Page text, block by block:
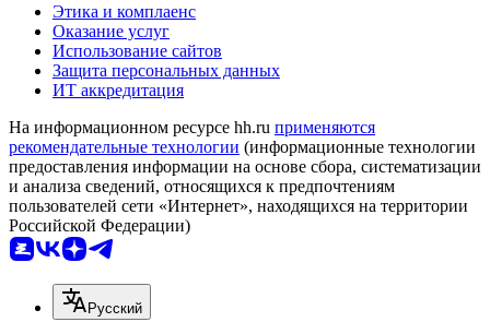
Этика и комплаенс
Оказание услуг
Использование сайтов
Защита персональных данных
ИТ аккредитация
На информационном ресурсе hh.ru применяются
рекомендательные технологии (информационные технологии
предоставления информации на основе сбора, систематизации
и анализа сведений, относящихся к предпочтениям
пользователей сети «Интернет», находящихся на территории
Российской Федерации)
Русский